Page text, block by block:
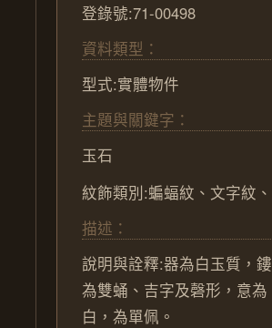
登錄號:71-00498
資料類型：
型式:實體物件
主題與關鍵字：
玉石
紋飾類別:蝙蝠紋 、文字紋 、
描述：
說明與詮釋:器為白玉質，
為雙蛹、吉字及磬形，意
白，為單佩。